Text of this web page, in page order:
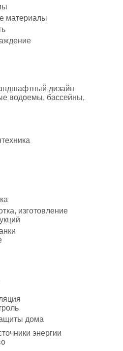
материалы
дизайн
водоемы, бассейны,
изготовление
дома
энергии